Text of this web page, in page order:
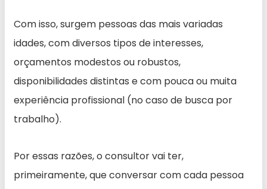
Com isso, surgem pessoas das mais variadas
idades, com diversos tipos de interesses,
orçamentos modestos ou robustos,
disponibilidades distintas e com pouca ou muita
experiência profissional (no caso de busca por
trabalho).
Por essas razões, o consultor vai ter,
primeiramente, que conversar com cada pessoa